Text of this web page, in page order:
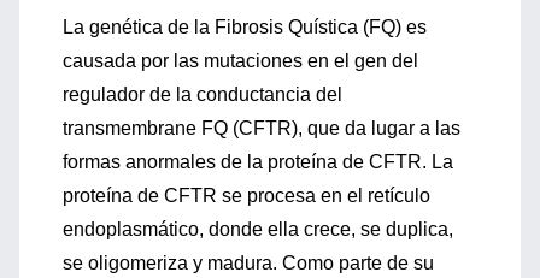
La genética de la Fibrosis Quística (FQ) es
causada por las mutaciones en el gen del
regulador de la conductancia del
transmembrane FQ (CFTR), que da lugar a las
formas anormales de la proteína de CFTR. La
proteína de CFTR se procesa en el retículo
endoplasmático, donde ella crece, se duplica,
se oligomeriza y madura. Como parte de su